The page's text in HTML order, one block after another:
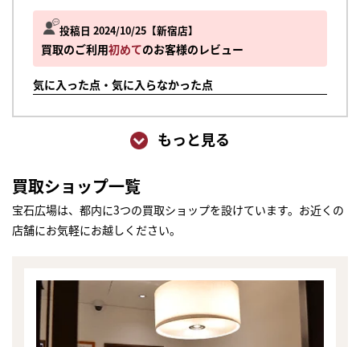
投稿日 2024/10/25 新宿店
買取のご利用初めてのお客様のレビュー
気に入った点・気に入らなかった点
もっと見る
買取ショップ一覧
宝石広場は、都内に3つの買取ショップを設けています。お近くの
店舗にお気軽にお越しください。